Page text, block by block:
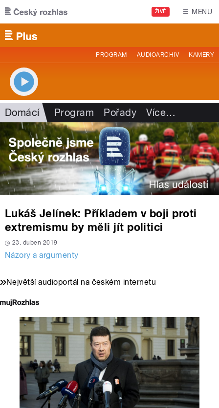
Přejít k hlavnímu obsahu
ŽIVĚ MENU
PROGRAM AUDIOARCHIV KAMERY
Domácí Program Pořady Více…
Lukáš Jelínek: Příkladem v boji proti
extremismu by měli jít politici
23. duben 2019
Názory a argumenty
Největší audioportál na českém internetu